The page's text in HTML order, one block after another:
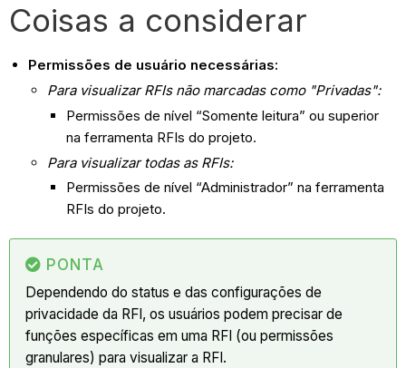
Coisas a considerar
Permissões de usuário necessárias:
Para visualizar RFIs não marcadas como "Privadas":
Permissões de nível “Somente leitura” ou superior
na ferramenta RFIs do projeto.
Para visualizar todas as RFIs:
Permissões de nível “Administrador” na ferramenta
RFIs do projeto.
PONTA
Dependendo do status e das configurações de
privacidade da RFI, os usuários podem precisar de
funções específicas em uma RFI (ou permissões
granulares) para visualizar a RFI.